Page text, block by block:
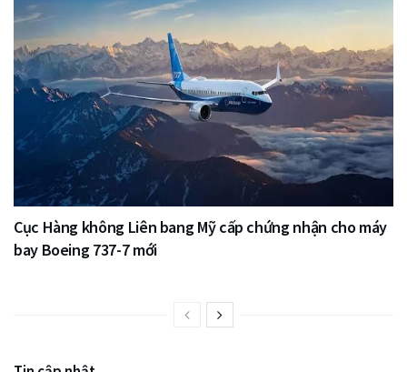
Cục Hàng không Liên bang Mỹ cấp chứng nhận cho máy
bay Boeing 737-7 mới